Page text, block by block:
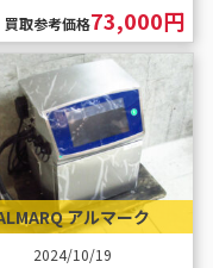
買取参考価格73,000円
アルマーク
2024/10/19